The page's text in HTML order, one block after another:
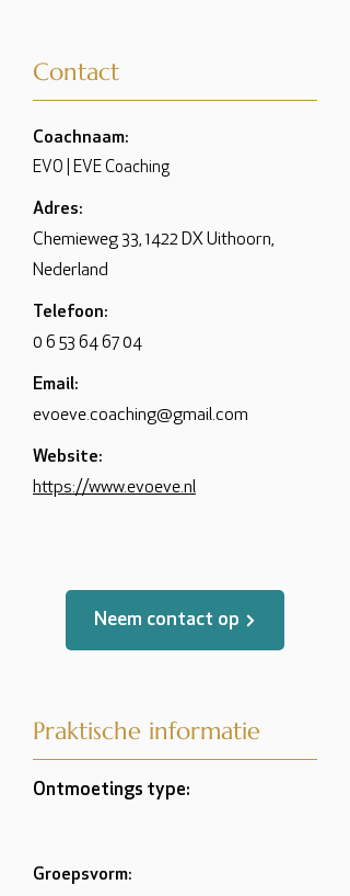
Contact
Coachnaam:
EVO | EVE Coaching
Adres:
Chemieweg 33, 1422 DX Uithoorn,
Nederland
Telefoon:
0 6 53 64 67 04
Email:
evoeve.coaching@gmail.com
Website:
https://www.evoeve.nl
Neem contact op
Praktische informatie
Ontmoetings type:
Groepsvorm: